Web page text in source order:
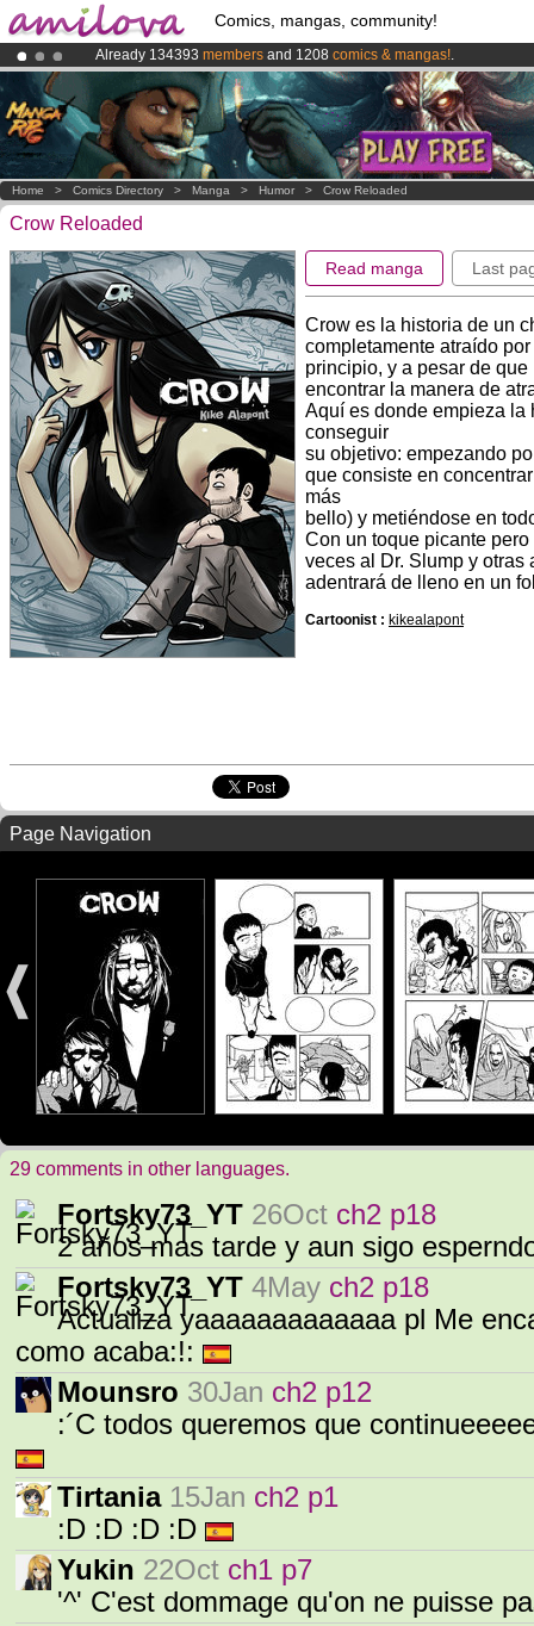
Comics, mangas, community!
Already 134393 members and 1208 comics & mangas!.
Premium membership from3.95 eurosper month !Get membership
AmilovaKickstarter is now LIVE!.
Home > Comics Directory > Manga > Humor > Crow Reloaded
Crow Reloaded
Read manga Last
Crow es la historia de un
completamente atraído
principio, y a pesar de
encontrar la manera de
Aquí es donde empieza la
conseguir
su objetivo: empezando
que consiste en
más
bello) y metiéndose en
Con un toque picante
veces al Dr. Slump y
adentrará de lleno en un
Cartoonist : kikealapont
Page Navigation
29 comments in other languages.
Fortsky73_YT 26Oct ch2 p18
2 años mas tarde y aun sigo
Fortsky73_YT 4May ch2 p18
Actualiza yaaaaaaaaaaaaa pl Me
como acaba:!:
Mounsro 30Jan ch2 p12
:´C todos queremos que
Tirtania 15Jan ch2 p1
:D :D :D :D
Yukin 22Oct ch1 p7
'^' C'est dommage qu'on ne puisse